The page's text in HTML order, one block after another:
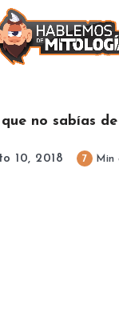
no sabías
10, 2018 7 Min